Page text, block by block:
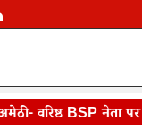
वरिष्ठ BSP नेता पर
कप